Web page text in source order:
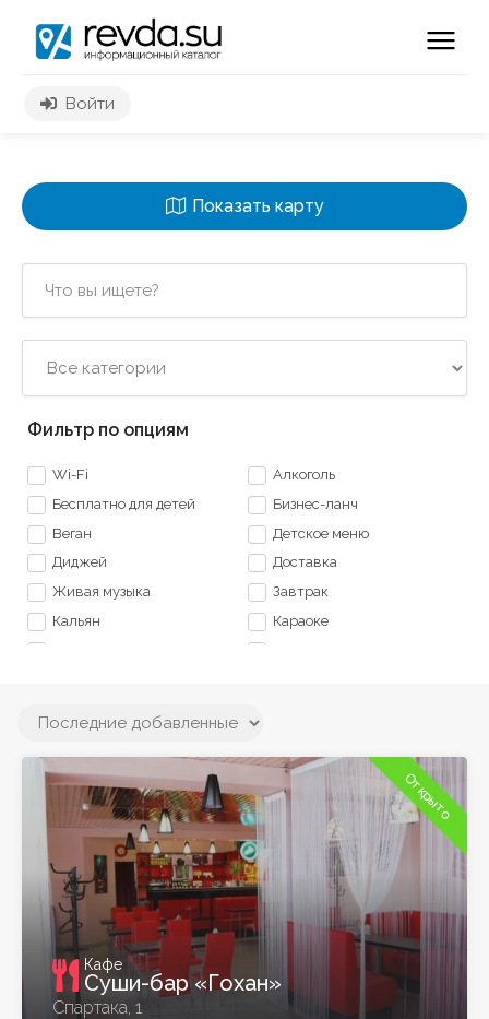
Войти
3
3
5
Показать карту
Фильтр по опциям
Wi-Fi
Алкоголь
Бесплатно для детей
Бизнес-ланч
Веган
Детское меню
Диджей
Доставка
Живая музыка
Завтрак
Кальян
Караоке
Семейный отдых
Танцпол
Фоновая музыка Открыто
Кафе
Суши-бар «Гохан»
Спартака, 1